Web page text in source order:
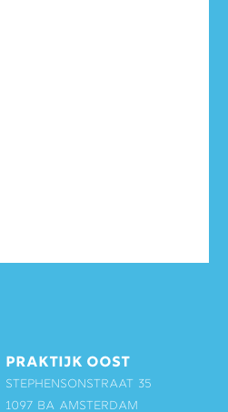
PRAKTIJK OOST
Stephensonstraat 35
1097 BA Amsterdam